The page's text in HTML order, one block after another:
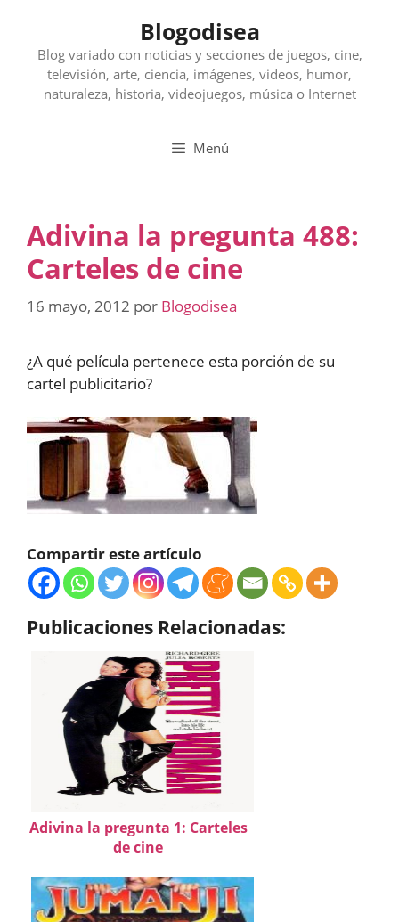
contenido
Blogodisea
Blog variado con noticias y secciones de juegos, cine,
televisión, arte, ciencia, imágenes, videos, humor,
naturaleza, historia, videojuegos, música o Internet
Menú
Adivina la pregunta 488:
Carteles de cine
16 mayo, 2012 por Blogodisea
¿A qué película pertenece esta porción de su
cartel publicitario?
Compartir este artículo
Publicaciones Relacionadas:
Adivina la pregunta 1: Carteles
de cine